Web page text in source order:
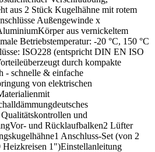
aus 2 Stück Kugelhähne mit rotem
Außengewinde x
aus vernickeltem
Betriebstemperatur: -20 °C, 150 °C
ISO228 (entspricht DIN EN ISO
durch kompakte
- schnelle & einfache
von elektrischen
und
und Rücklaufbalken2 Lüfter
Anschluss-Set (von 2
1")Einstellanleitung